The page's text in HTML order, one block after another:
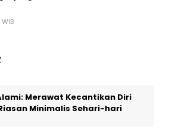
Merawat Kecantikan Diri
Minimalis Sehari-hari